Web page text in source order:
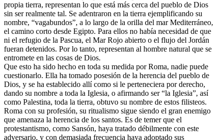
propia tierra, representan lo que está más cerca del pueblo de Dios
sin ser realmente tal. Se adentraron en la tierra ejemplificando su
nombre, “vagabundos”, a lo largo de la orilla del mar Mediterráneo,
el camino corto desde Egipto. Para ellos no había necesidad de que
ni el refugio de la Pascua, el Mar Rojo abierto o el flujo del Jordán
fueran detenidos. Por lo tanto, representan al hombre natural que se
entromete en las cosas de Dios.
Que esto ha sido hecho en toda su medida por Roma, nadie puede
cuestionarlo. Ella ha tomado posesión de la herencia del pueblo de
Dios, y se ha establecido allí como si le perteneciera por derecho,
dando su nombre a toda la Iglesia, o afirmando ser “la Iglesia”, así
como Palestina, toda la tierra, obtuvo su nombre de estos filisteos.
Roma con su profesión, su ritualismo sigue siendo el gran enemigo
que amenaza la herencia de los santos. Es de temer que el
protestantismo, como Sansón, haya tratado débilmente con este
adversario, y con demasiada frecuencia haya adoptado sus